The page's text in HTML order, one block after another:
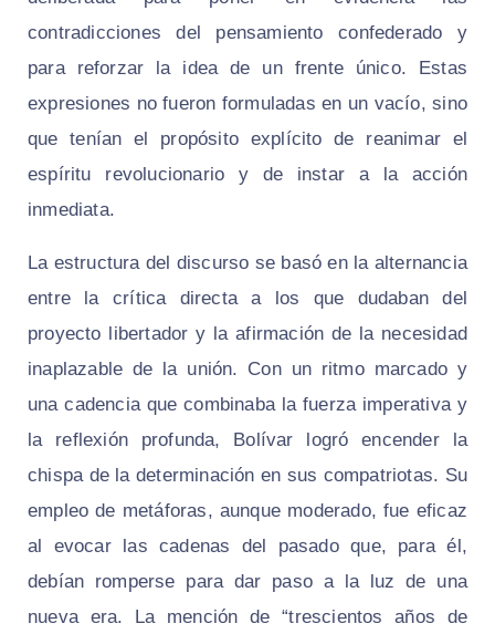
contradicciones del pensamiento confederado y
para reforzar la idea de un frente único. Estas
expresiones no fueron formuladas en un vacío, sino
que tenían el propósito explícito de reanimar el
espíritu revolucionario y de instar a la acción
inmediata.
La estructura del discurso se basó en la alternancia
entre la crítica directa a los que dudaban del
proyecto libertador y la afirmación de la necesidad
inaplazable de la unión. Con un ritmo marcado y
una cadencia que combinaba la fuerza imperativa y
la reflexión profunda, Bolívar logró encender la
chispa de la determinación en sus compatriotas. Su
empleo de metáforas, aunque moderado, fue eficaz
al evocar las cadenas del pasado que, para él,
debían romperse para dar paso a la luz de una
nueva era. La mención de “trescientos años de